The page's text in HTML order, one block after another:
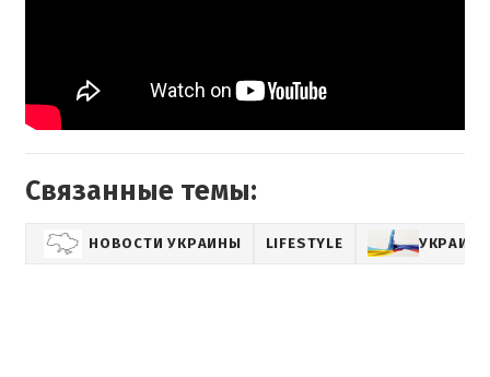
Связанные темы:
НОВОСТИ УКРАИНЫ LIFESTYLE